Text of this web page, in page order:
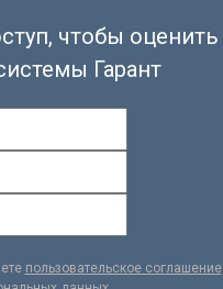
чтобы оценить
Гарант
пользовательское соглашение